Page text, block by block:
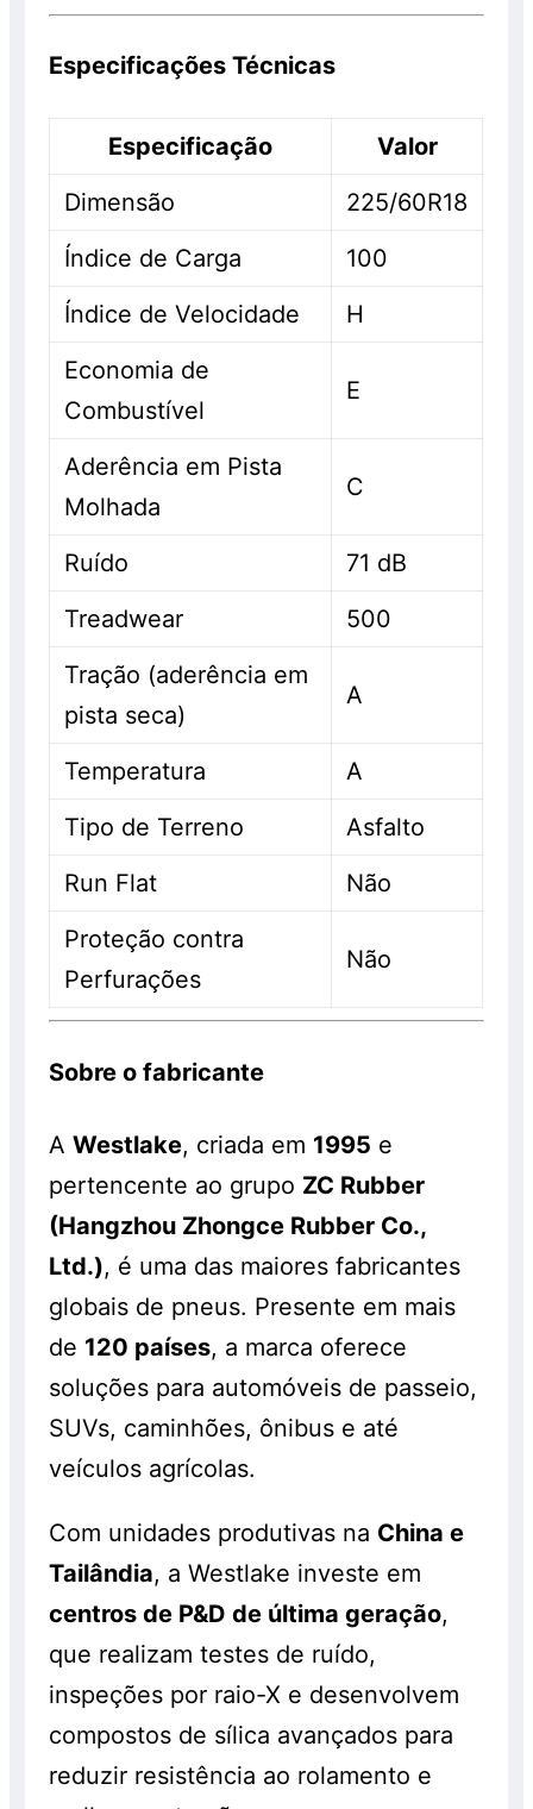
Especificações Técnicas
Especificação
Valor
Dimensão
225/60R18
Índice de Carga
100
Índice de Velocidade
H
Economia de
Combustível
E
Aderência em Pista
Molhada
C
Ruído
71 dB
Treadwear
500
Tração (aderência em
pista seca)
A
Temperatura
A
Tipo de Terreno
Asfalto
Run Flat
Não
Proteção contra
Perfurações
Não
Sobre o fabricante
AWestlake, criada em 1995 e
pertencente ao grupo ZC Rubber
(Hangzhou Zhongce Rubber Co.,
Ltd.), é uma das maiores fabricantes
globais de pneus. Presente em mais
de 120 países, a marca oferece
soluções para automóveis de passeio,
SUVs, caminhões, ônibus e até
veículos agrícolas.
Com unidades produtivas na China e
Tailândia, a Westlake investe em
centros de P&D de última geração,
que realizam testes de ruído,
inspeções por raio-X e desenvolvem
compostos de sílica avançados para
reduzir resistência ao rolamento e